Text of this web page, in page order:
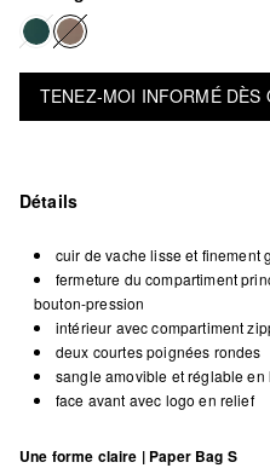
TENEZ-MOI INFORMÉ DÈS
Détails
cuir de vache lisse et finement
fermeture du compartiment
bouton-pression
intérieur avec compartiment
deux courtes poignées rondes
sangle amovible et réglable en
face avant avec logo en relief
Une forme claire | Paper Bag S